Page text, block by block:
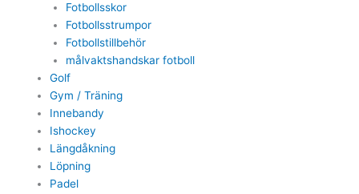
Fotbollsskor
Fotbollsstrumpor
Fotbollstillbehör
målvaktshandskar fotboll
Golf
Gym / Träning
Innebandy
Ishockey
Längdåkning
Löpning
Padel